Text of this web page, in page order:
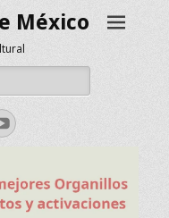
México
YouTube